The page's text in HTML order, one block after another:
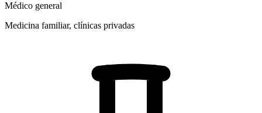
Médico general
Medicina familiar, clínicas privadas